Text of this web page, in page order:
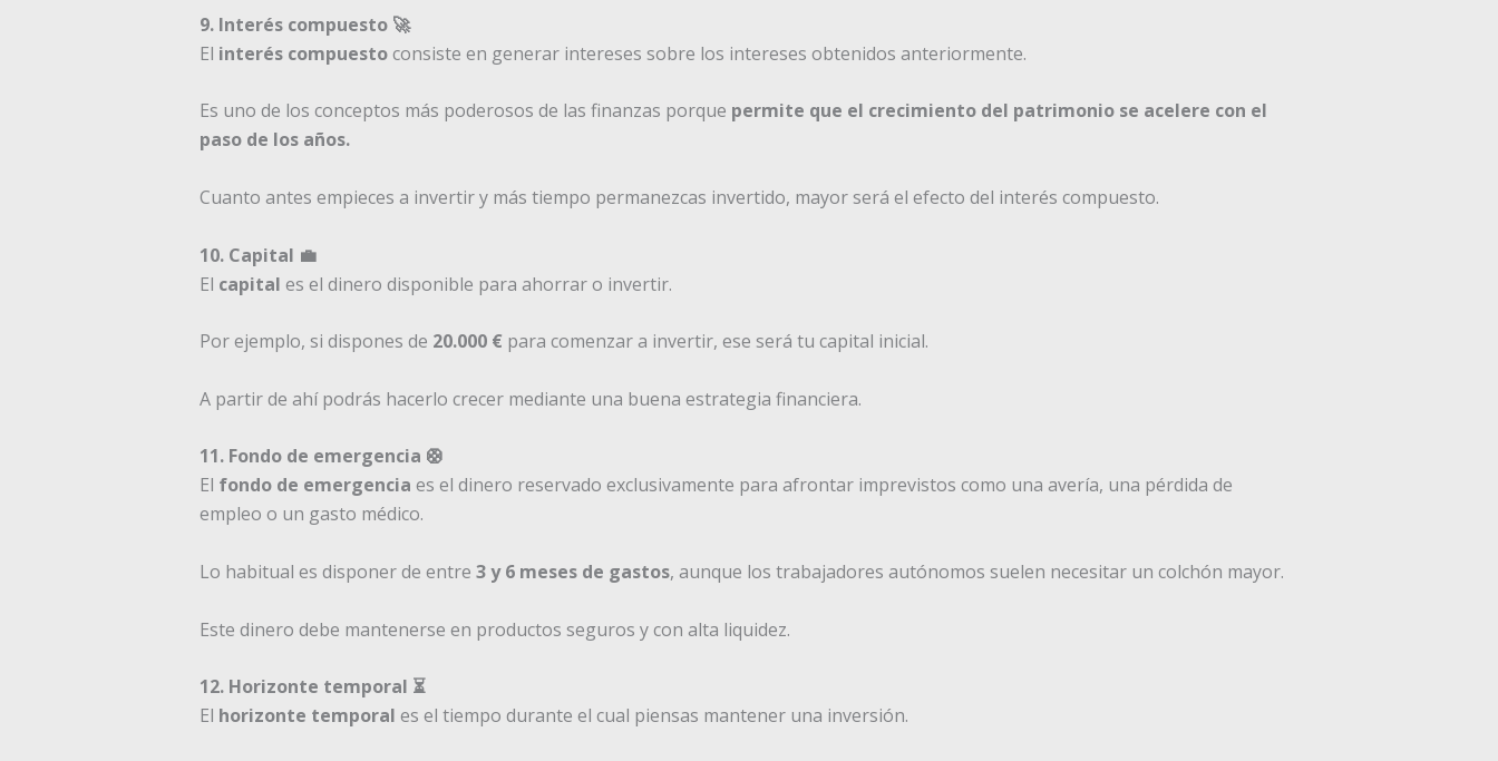
9. Interés compuesto 🚀
El interés compuestoconsiste en generar intereses sobre los intereses obtenidos anteriormente.
Es uno de los conceptos más poderosos de las finanzas porque permite que el crecimiento del patrimonio se acelere con el
paso de los años.
Cuanto antes empieces a invertir y más tiempo permanezcas invertido, mayor será el efecto del interés compuesto.
10. Capital 💼
El capital es el dinero disponible para ahorrar o invertir.
Por ejemplo, si dispones de 20.000 € para comenzar a invertir, ese será tu capital inicial.
A partir de ahí podrás hacerlo crecer mediante una buena estrategia financiera.
11. Fondo de emergencia 🛟
El fondo de emergencia es el dinero reservado exclusivamente para afrontar imprevistos como una avería, una pérdida de
empleo o un gasto médico.
Lo habitual es disponer de entre 3 y 6 meses de gastos, aunque los trabajadores autónomos suelen necesitar un colchón mayor.
Este dinero debe mantenerse en productos seguros y con alta liquidez.
12. Horizonte temporal ⏳
El horizonte temporal es el tiempo durante el cual piensas mantener una inversión.